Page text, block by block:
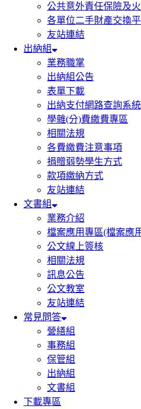
公共意外責任保險及
各單位二手財產交換
友站連結
出納組
業務職掌
出納組公告
表單下載
出納支付網路查詢系統
學雜(分)費繳費專區
相關法規
各費繳費注意事項
捐贈弱勢學生方式
款項繳納方式
友站連結
文書組
業務介紹
檔案應用專區(檔案應
公文線上簽核
相關法規
訊息公告
公文教室
友站連結
常見問答
營繕組
事務組
保管組
出納組
文書組
下載專區